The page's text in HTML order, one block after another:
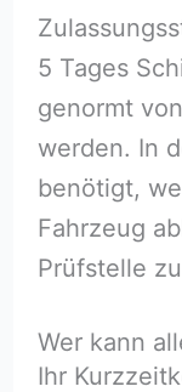
5 Tages
genormt
werden. In
benötigt,
Fahrzeug
Prüfstelle
Wer kann
Ihr